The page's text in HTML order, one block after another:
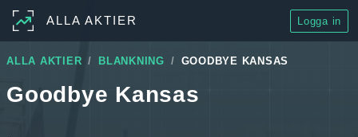
ALLA AKTIER Logga in
ALLA AKTIER BLANKNING GOODBYE KANSAS
Goodbye Kansas